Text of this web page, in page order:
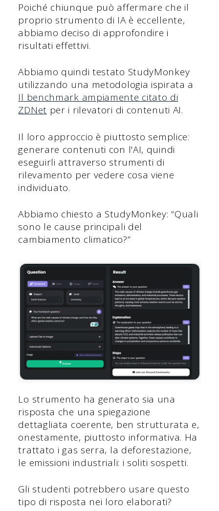
Poiché chiunque può affermare che il
proprio strumento di IA è eccellente,
abbiamo deciso di approfondire i
risultati effettivi.
Abbiamo quindi testato StudyMonkey
utilizzando una metodologia ispirata a
Il benchmark ampiamente citato di
ZDNet per i rilevatori di contenuti AI.
Il loro approccio è piuttosto semplice:
generare contenuti con l'AI, quindi
eseguirli attraverso strumenti di
rilevamento per vedere cosa viene
individuato.
Abbiamo chiesto a StudyMonkey: “Quali
sono le cause principali del
cambiamento climatico?”
Lo strumento ha generato sia una
risposta che una spiegazione
dettagliata coerente, ben strutturata e,
onestamente, piuttosto informativa. Ha
trattato i gas serra, la deforestazione,
le emissioni industriali: i soliti sospetti.
Gli studenti potrebbero usare questo
tipo di risposta nei loro elaborati?